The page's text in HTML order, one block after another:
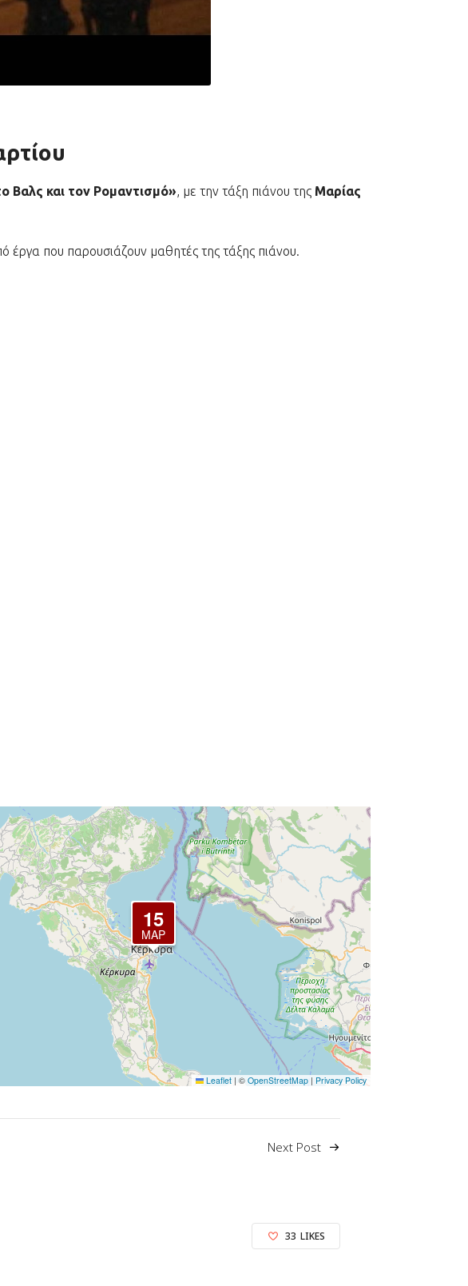
Βαλς και τον Ρομαντισμό», με την τάξη πιάνου της Μαρίας
έργα που παρουσιάζουν μαθητές της τάξης πιάνου.
15
ΜΆΡ
Leaflet | © OpenStreetMap | Privacy Policy
Next Post
33 LIKES